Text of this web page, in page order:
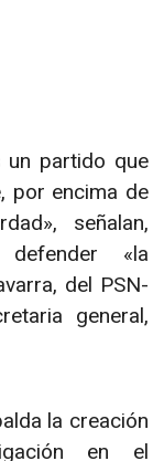
un partido que
por encima de
señalan,
«la
del PSN-
general,
la creación
en el